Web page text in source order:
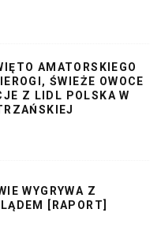
AMATORSKIEGO
ŚWIEŻE OWOCE
Z LIDL POLSKA W
WYGRYWA Z
[RAPORT]